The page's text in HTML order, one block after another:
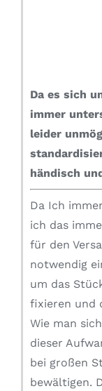
Da es sich
immer
leider
händisch
Da Ich
ich das
für den
notwendig
um das
fixieren und
Wie man
dieser
bei großen
bewältigen.